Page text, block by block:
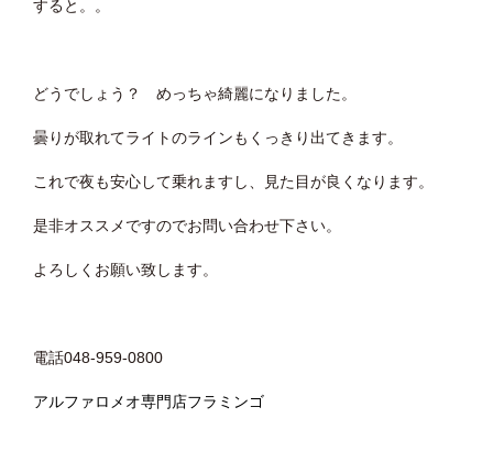
すると。。
どうでしょう？ めっちゃ綺麗になりました。
曇りが取れてライトのラインもくっきり出てきます。
これで夜も安心して乗れますし、見た目が良くなります。
是非オススメですのでお問い合わせ下さい。
よろしくお願い致します。
電話048-959-0800
アルファロメオ専門店フラミンゴ